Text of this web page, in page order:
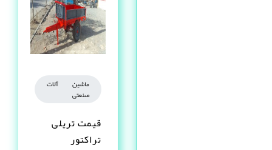
ماشین آلات
صنعتی
قیمت تریلی
تراکتور